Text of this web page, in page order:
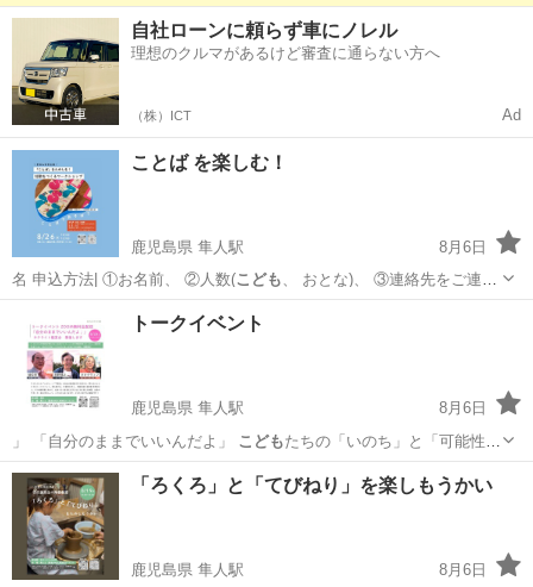
mini」は８日の土曜…
沖縄 うるま市 ワークショップ こども
自社ローンに頼らず車にノレル
理想のクルマがあるけど審査に通らない方へ
（株）ICT Ad
ことば を楽しむ！
鹿児島県 隼人駅
8月6日
名 申込方法| ①お名前、 ②人数(こども、 おとな)、 ③連絡先をご連絡
くだ…
霧島市 隼人駅 地域/お祭り
トークイベント
鹿児島県 隼人駅
8月6日
」 「自分のままでいいんだよ」 こどもたちの「いのち」と「可能性」
を社会の…
鹿児島 霧島市 隼人駅 地域/お祭り まほろば
「ろくろ」と「てびねり」を楽しもうかい
鹿児島県 隼人駅
8月6日